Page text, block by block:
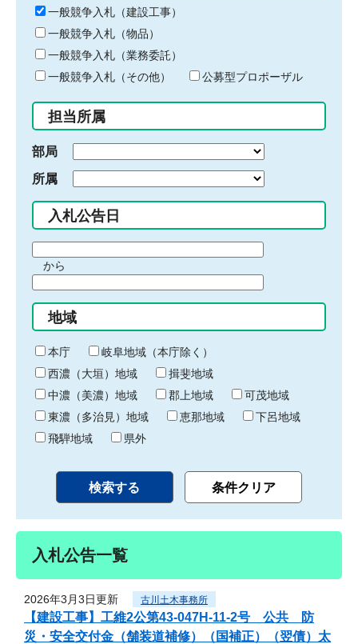
キ
ー
ワ
ー
ド
入
力
一般競争入札（建設工事）
一般競争入札（物品）
一般競争入札（業務委託）
一般競争入札（その他）
公募型プロポーザル
担当所属
部局
所属
入札公告日
間
始
り
から
間
終
わ
り
地域
本庁
岐阜地域（本庁除く）
西濃（大垣）地域
揖斐地域
中濃（美濃）地域
郡上地域
可茂地域
東濃（多治見）地域
恵那地域
下呂地域
飛騨地域
県外
入札公告一覧
2026年3月3日更新 古川土木事務所
【建設工事】工維2公第43-047H-11-2号 公共 防
災・安全交付金（舗装道補修）（国補正）（翌債）太